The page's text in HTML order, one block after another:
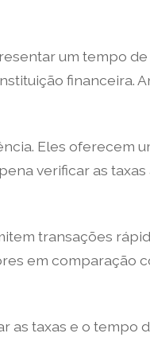
um tempo
financeira.
Eles oferecem
verificar as
transações
em comparação
taxas e o tempo